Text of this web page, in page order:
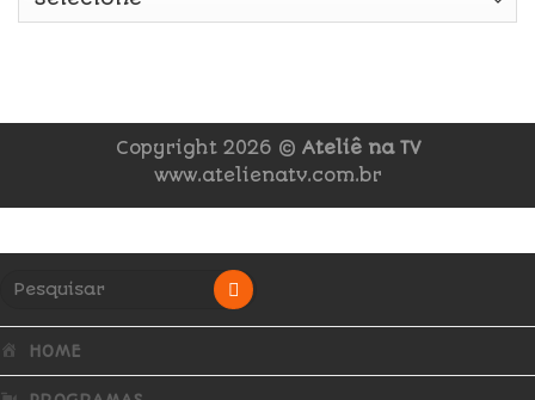
Copyright 2026 © Ateliê na TV
www.atelienatv.com.br
HOME